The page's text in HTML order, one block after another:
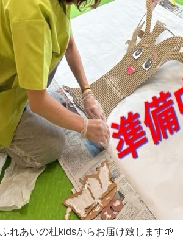
ふれあいの杜kidsからお届け致します🌱